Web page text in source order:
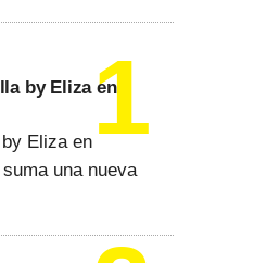
by Eliza en
Eliza en
una nueva